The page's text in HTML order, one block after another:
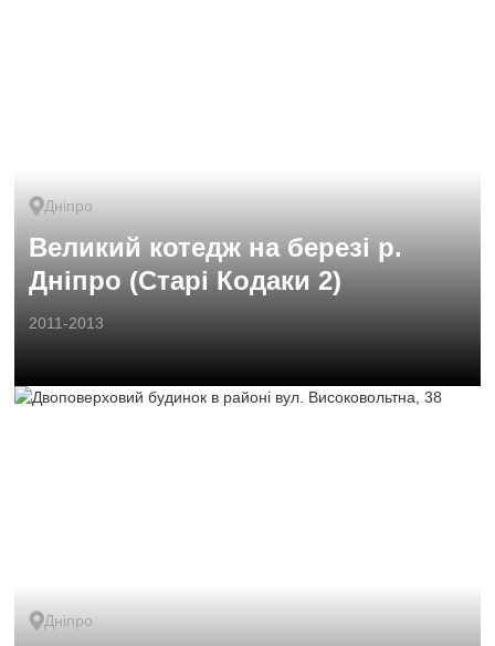
Дніпро
Великий котедж на березі р.
Дніпро (Старі Кодаки 2)
2011-2013
Дніпро